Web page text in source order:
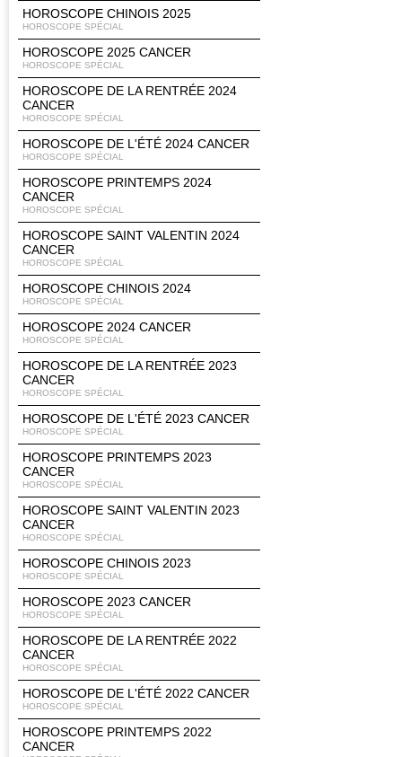
HOROSCOPE CHINOIS 2025
HOROSCOPE SPÉCIAL
HOROSCOPE 2025 CANCER
HOROSCOPE SPÉCIAL
HOROSCOPE DE LA RENTRÉE 2024
CANCER
HOROSCOPE SPÉCIAL
HOROSCOPE DE L'ÉTÉ 2024 CANCER
HOROSCOPE SPÉCIAL
HOROSCOPE PRINTEMPS 2024
CANCER
HOROSCOPE SPÉCIAL
HOROSCOPE SAINT VALENTIN 2024
CANCER
HOROSCOPE SPÉCIAL
HOROSCOPE CHINOIS 2024
HOROSCOPE SPÉCIAL
HOROSCOPE 2024 CANCER
HOROSCOPE SPÉCIAL
HOROSCOPE DE LA RENTRÉE 2023
CANCER
HOROSCOPE SPÉCIAL
HOROSCOPE DE L'ÉTÉ 2023 CANCER
HOROSCOPE SPÉCIAL
HOROSCOPE PRINTEMPS 2023
CANCER
HOROSCOPE SPÉCIAL
HOROSCOPE SAINT VALENTIN 2023
CANCER
HOROSCOPE SPÉCIAL
HOROSCOPE CHINOIS 2023
HOROSCOPE SPÉCIAL
HOROSCOPE 2023 CANCER
HOROSCOPE SPÉCIAL
HOROSCOPE DE LA RENTRÉE 2022
CANCER
HOROSCOPE SPÉCIAL
HOROSCOPE DE L'ÉTÉ 2022 CANCER
HOROSCOPE SPÉCIAL
HOROSCOPE PRINTEMPS 2022
CANCER